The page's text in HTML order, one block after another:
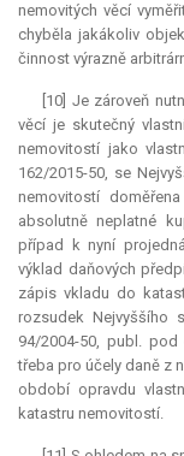
nemovitých věcí
chyběla jakákoliv
činnost výrazně
[10] Je zároveň
věcí je skutečný
nemovitostí jako
162/2015-50, se
nemovitostí
absolutně neplatné
případ k nyní
výklad daňových
zápis vkladu do
rozsudek Nejvyššího
94/2004-50, publ.
třeba pro účely daně z
období opravdu
katastru nemovitostí.